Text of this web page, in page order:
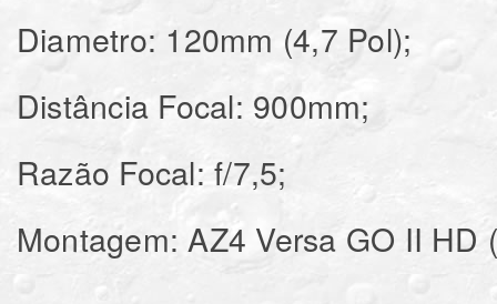
Diametro: 120mm (4,7 Pol);
Distância Focal: 900mm;
Razão Focal: f/7,5;
Montagem: AZ4 Versa GO II HD